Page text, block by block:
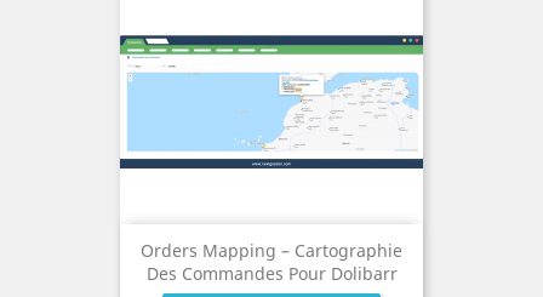
Orders Mapping – Cartographie
Des Commandes Pour Dolibarr